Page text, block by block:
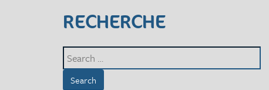
RECHERCHE
Search
for: